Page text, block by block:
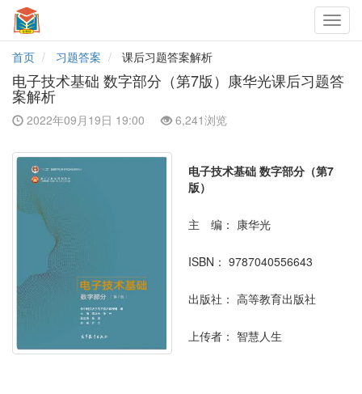
首页
习题答案 课后习题答案解析
电子技术基础 数字部分（第7版）康华光课后习题答
案解析
2022年09月19日 19:00 6,241浏览
电子技术基础 数字部分（第7
版）
主 编： 康华光
ISBN： 9787040556643
出版社： 高等教育出版社
上传者： 智慧人生